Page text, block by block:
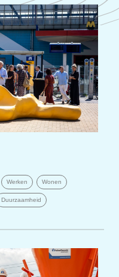
Werken Wonen
Duurzaamheid